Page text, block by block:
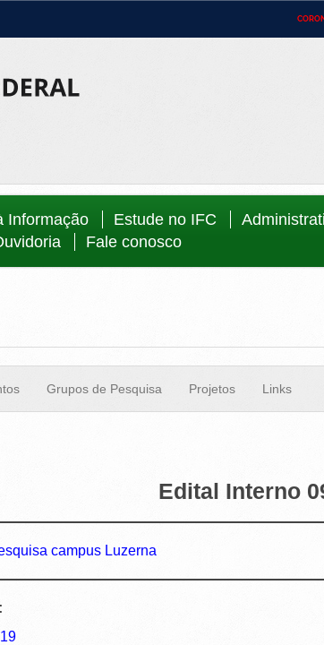
Informação Estude no IFC
Fale conosco
Grupos de Pesquisa Projetos Links
Edital Interno
campus Luzerna